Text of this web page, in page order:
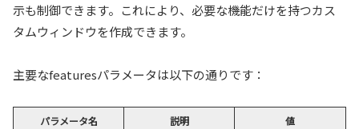
示も制御できます。これにより、必要な機能だけを持つカス
タムウィンドウを作成できます。
主要なfeaturesパラメータは以下の通りです：
パラメータ名 説明 値